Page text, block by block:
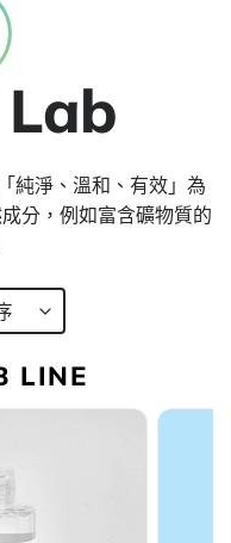
純淨、溫和、有效」為
分，例如富含礦物質的
積雪草、山茶花等，打
LINE